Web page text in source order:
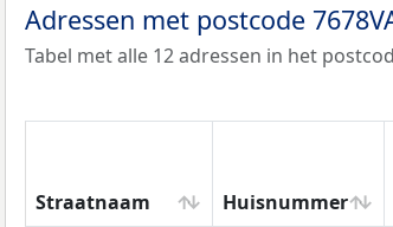
Adressen met postcode
Tabel met alle 12 adressen in het
Straatnaam Huisnummer